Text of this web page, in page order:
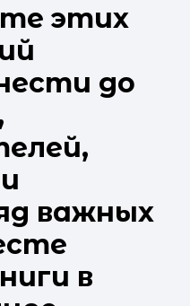
этих
до
важных
в